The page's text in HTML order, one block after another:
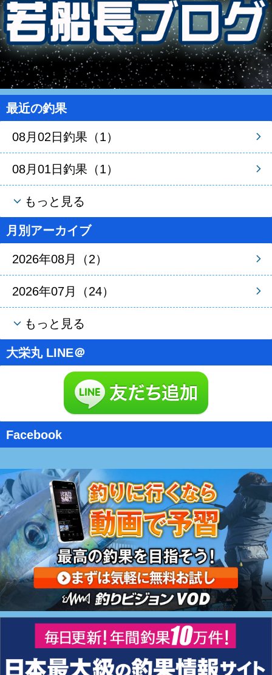
最近の釣果
08月02日釣果（1）
08月01日釣果（1）
もっと見る
月別アーカイブ
2026年08月（2）
2026年07月（24）
もっと見る
大栄丸 LINE＠
Facebook